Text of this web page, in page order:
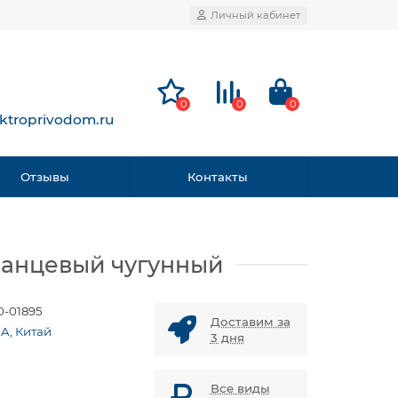
Личный кабинет
0 0 0
Отзывы Контакты
чугунный
01895
Китай
Доставим за
3 дня
Все виды